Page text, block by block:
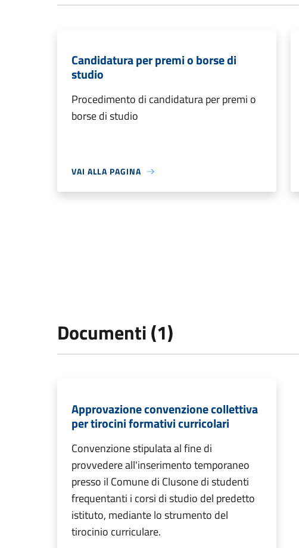
Candidatura per premi o borse di
studio
Procedimento di candidatura per premi o
borse di studio
VAI ALLA PAGINA
Documenti (1)
Approvazione convenzione collettiva
per tirocini formativi curricolari
Convenzione stipulata al fine di
provvedere all'inserimento temporaneo
presso il Comune di Clusone di studenti
frequentanti i corsi di studio del predetto
istituto, mediante lo strumento del
tirocinio curriculare.